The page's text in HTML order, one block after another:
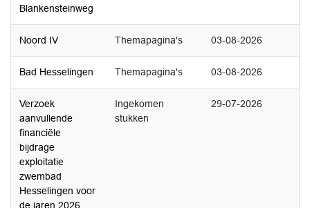
Blankensteinweg
Noord IV Themapagina's 03-08-2026
Bad Hesselingen Themapagina's 03-08-2026
Verzoek
aanvullende
financiële
bijdrage
exploitatie
zwembad
Hesselingen voor
de jaren 2026,
Ingekomen
stukken
29-07-2026